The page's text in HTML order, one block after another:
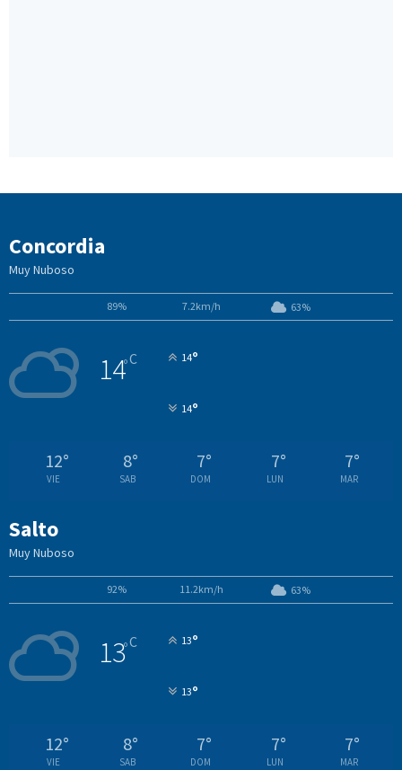
Concordia
Muy Nuboso
89% 7.2km/h 63%
14°C 14°
14°
12°
VIE
8°
SAB
7°
DOM
7°
LUN
7°
MAR
Salto
Muy Nuboso
92% 11.2km/h 63%
13°C 13°
13°
12°
VIE
8°
SAB
7°
DOM
7°
LUN
7°
MAR